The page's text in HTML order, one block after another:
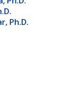
Ph.D.